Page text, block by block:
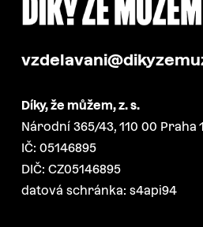
Díky, že můžem, z. s.
Národní 365/43, 110 00 Praha 1
IČ: 05146895
DIČ: CZ05146895
datová schránka: s4api94